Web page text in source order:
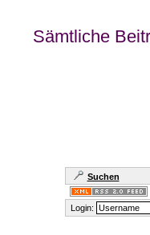
Sämtliche
Suchen
Login: